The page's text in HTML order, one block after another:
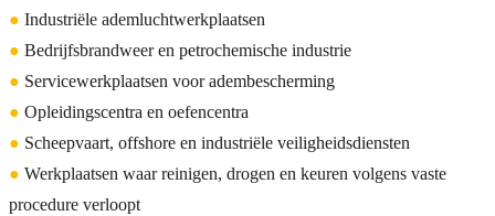
● Industriële ademluchtwerkplaatsen
● Bedrijfsbrandweer en petrochemische industrie
● Servicewerkplaatsen voor adembescherming
● Opleidingscentra en oefencentra
● Scheepvaart, offshore en industriële veiligheidsdiensten
● Werkplaatsen waar reinigen, drogen en keuren volgens vaste
procedure verloopt